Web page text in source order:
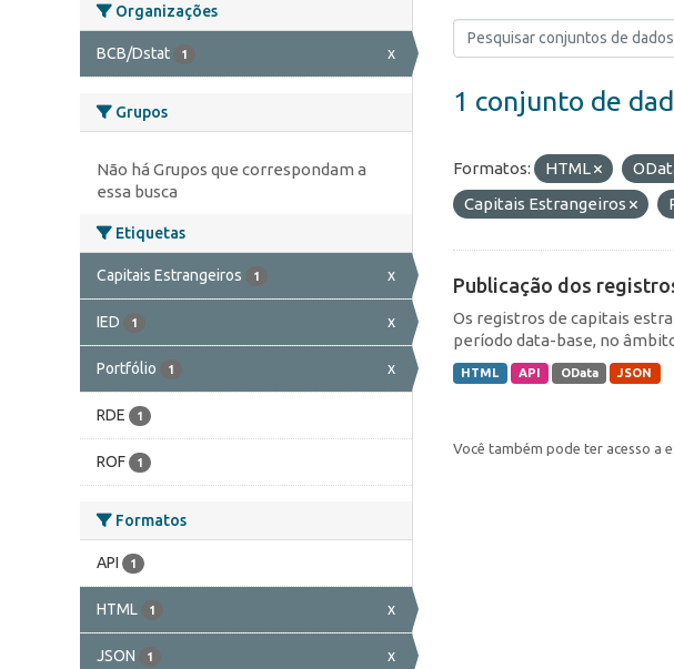
Organizações
BCB/Dstat 1 x
Grupos
Não há Grupos que correspondam a
essa busca
Etiquetas
Capitais Estrangeiros 1 x
IED 1 x
Portfólio 1 x
RDE 1
ROF 1
Formatos
API 1
HTML 1 x
JSON 1 x
1 conjunto de
Formatos: HTML
Capitais Estrangeiros
Publicação dos
Os registros de capitais
período data-base, no
HTML API OData JSON
Você também pode ter acesso a